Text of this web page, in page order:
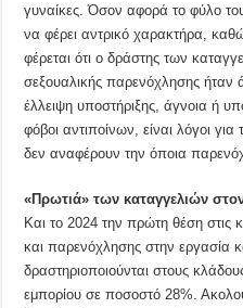
γυναίκες. Όσον αφορά το φύλο
να φέρει αντρικό χαρακτήρα,
φέρεται ότι ο δράστης των
σεξουαλικής παρενόχλησης ήταν
έλλειψη υποστήριξης, άγνοια ή
φόβοι αντιποίνων, είναι λόγοι
δεν αναφέρουν την όποια
«Πρωτιά» των καταγγελιών
Και το 2024 την πρώτη θέση στις
και παρενόχλησης στην εργασία
δραστηριοποιούνται στους
εμπορίου σε ποσοστό 28%.